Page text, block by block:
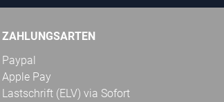
ZAHLUNGSARTEN
Paypal
Apple Pay
Lastschrift (ELV) via Sofort